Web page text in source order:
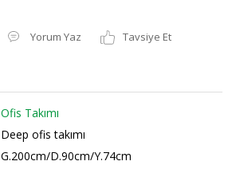
Yorum Yaz Tavsiye Et
Ofis Takımı
Deep ofis takımı
G.200cm/D.90cm/Y.74cm